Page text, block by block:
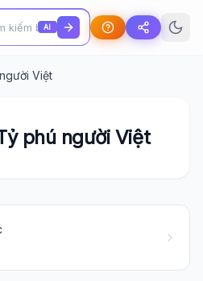
AI
Việt
phú người Việt